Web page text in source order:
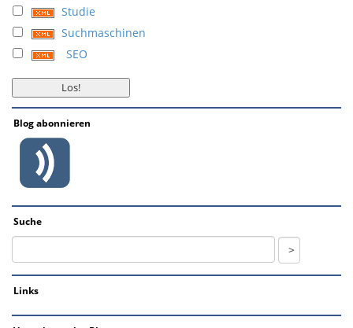
Studie
Suchmaschinen
SEO
Blog abonnieren
Suche
Links